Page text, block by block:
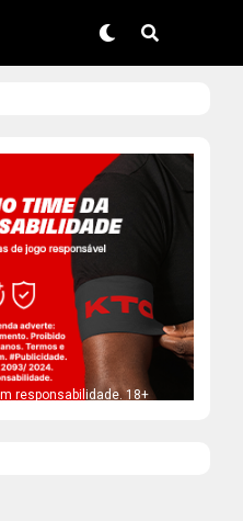
responsabilidade. 18+